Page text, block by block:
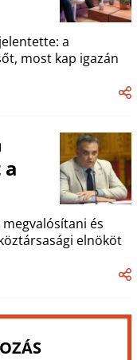
a
most kap igazán
és
elnököt